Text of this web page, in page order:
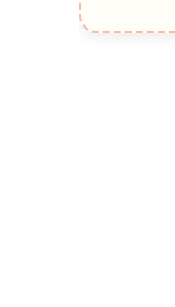
30位 つ